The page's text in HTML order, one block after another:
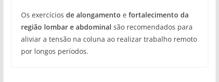
Os exercícios de alongamento e fortalecimento da
região lombar e abdominal são recomendados para
aliviar a tensão na coluna ao realizar trabalho remoto
por longos períodos.